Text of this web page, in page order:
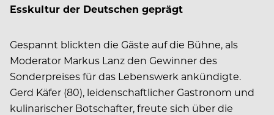
Esskultur der Deutschen geprägt
Gespannt blickten die Gäste auf die Bühne, als
Moderator Markus Lanz den Gewinner des
Sonderpreises für das Lebenswerk ankündigte.
Gerd Käfer (80), leidenschaftlicher Gastronom und
kulinarischer Botschafter, freute sich über die